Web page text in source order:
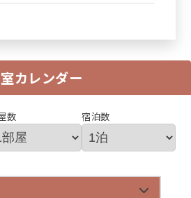
カレンダー
数 宿泊数